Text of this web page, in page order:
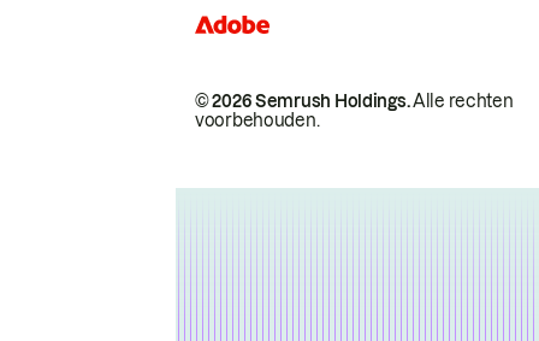
© 2026 Semrush Holdings.Alle rechten
voorbehouden.